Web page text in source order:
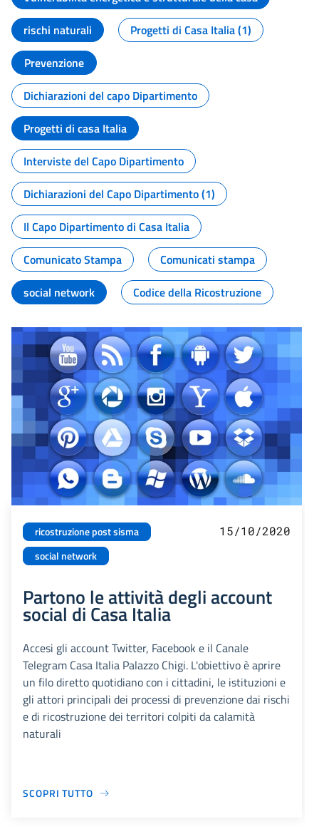
rischi naturali
Progetti di Casa Italia (1)
Prevenzione
Dichiarazioni del capo Dipartimento
Progetti di casa Italia
Interviste del Capo Dipartimento
Dichiarazioni del Capo Dipartimento (1)
Il Capo Dipartimento di Casa Italia
Comunicato Stampa
Comunicati stampa
social network
Codice della Ricostruzione
ricostruzione post sisma
social network
15/10/2020
Partono le attività degli account
social di Casa Italia
Accesi gli account Twitter, Facebook e il Canale
Telegram Casa Italia Palazzo Chigi. L'obiettivo è aprire
un filo diretto quotidiano con i cittadini, le istituzioni e
gli attori principali dei processi di prevenzione dai rischi
e di ricostruzione dei territori colpiti da calamità
naturali
SCOPRI TUTTO